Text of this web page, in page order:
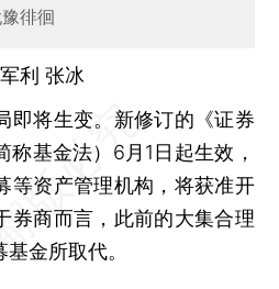
徘徊
军利张冰
将生变。新修订的《证券
称基金法）6月1日起生效，
等资产管理机构，将获准开
券商而言，此前的大集合理
金所取代。